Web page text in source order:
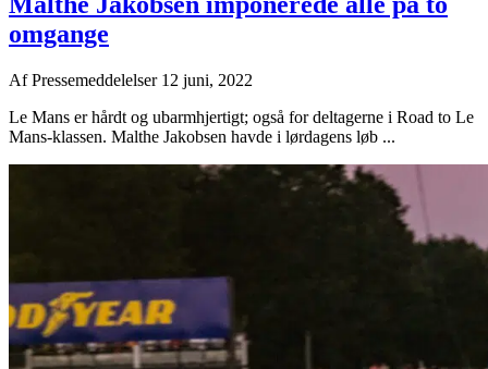
omgange
AfPressemeddelelser 12 juni, 2022
Le Mans er hårdt og ubarmhjertigt; også for deltagerne i Road to Le
Mans-klassen. Malthe Jakobsen havde i lørdagens løb ...